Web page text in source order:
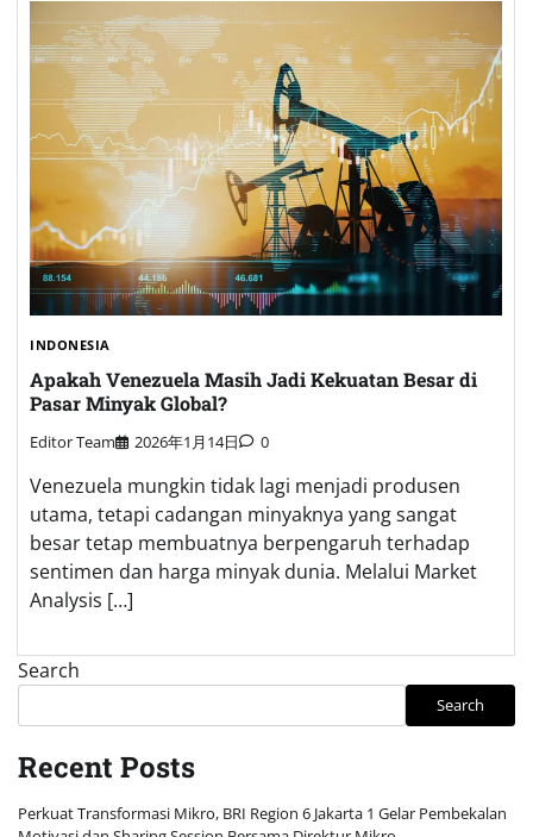
INDONESIA
Apakah Venezuela Masih Jadi Kekuatan Besar di
Pasar Minyak Global?
Editor Team 2026年1月14日 0
Venezuela mungkin tidak lagi menjadi produsen
utama, tetapi cadangan minyaknya yang sangat
besar tetap membuatnya berpengaruh terhadap
sentimen dan harga minyak dunia. Melalui Market
Analysis […]
Search
Search
Recent Posts
Perkuat Transformasi Mikro, BRI Region 6 Jakarta 1 Gelar Pembekalan